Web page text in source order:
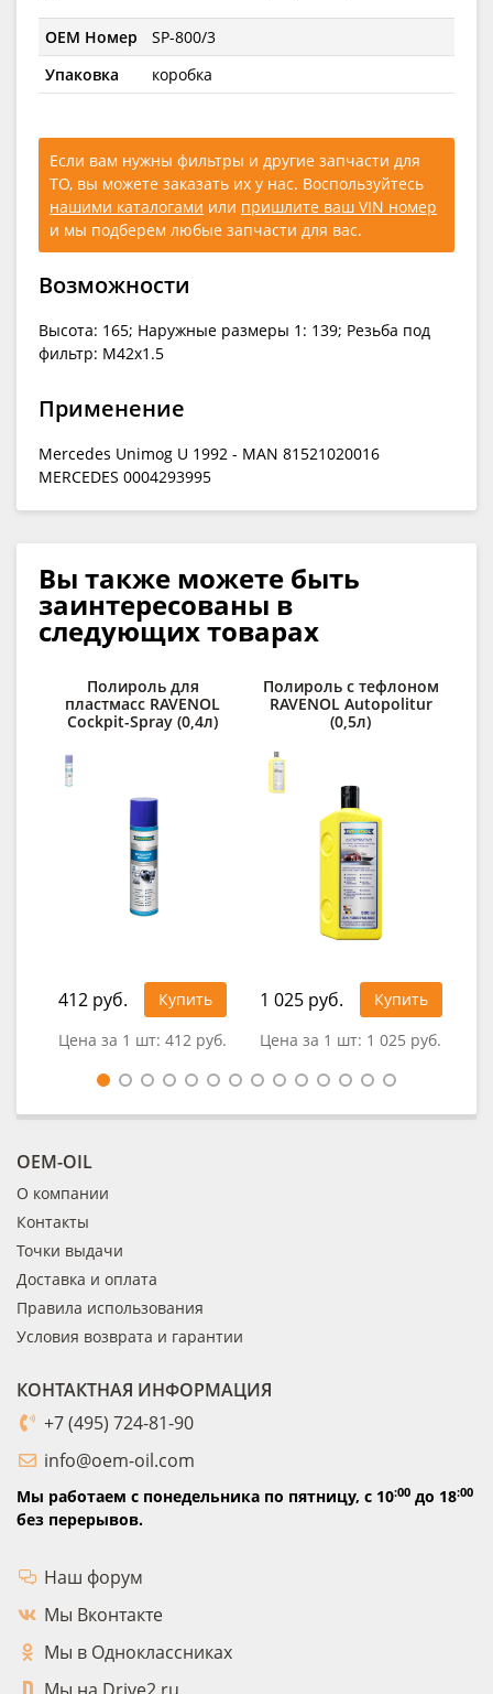
OEM Номер
SP-800/3
Упаковка
коробка
Если вам нужны фильтры и другие запчасти для
ТО, вы можете заказать их у нас. Воспользуйтесь
нашими каталогами или пришлите ваш VIN номер
и мы подберем любые запчасти для вас.
Возможности
Высота: 165; Наружные размеры 1: 139; Резьба под
фильтр: M42x1.5
Применение
Mercedes Unimog U 1992 - MAN 81521020016
MERCEDES 0004293995
Вы также можете быть
заинтересованы в
следующих товарах
Полироль для
пластмасс RAVENOL
Cockpit-Spray (0,4л)
412 руб.
Купить
Цена за 1 шт: 412 руб.
Полироль с тефлоном
RAVENOL Autopolitur
(0,5л)
1 025 руб.
Купить
Цена за 1 шт: 1 025 руб.
OEM-OIL
О компании
Контакты
Точки выдачи
Доставка и оплата
Правила использования
Условия возврата и гарантии
КОНТАКТНАЯ ИНФОРМАЦИЯ
+7 (495) 724-81-90
info@oem-oil.com
Мы работаем с понедельника по пятницу, с 10:00 до 18:00
без перерывов.
Наш форум
Мы Вконтакте
Мы в Одноклассниках